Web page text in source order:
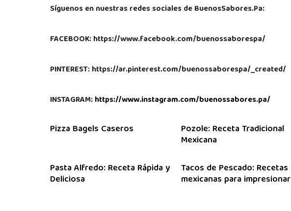
Síguenos en nuestras redes sociales de BuenosSabores.Pa:
FACEBOOK: https://www.facebook.com/buenossaborespa/
PINTEREST: https://ar.pinterest.com/buenossaborespa/_created/
INSTAGRAM:https://www.instagram.com/buenossabores.pa/
Pizza Bagels Caseros Pozole: Receta Tradicional
Mexicana
Pasta Alfredo: Receta Rápida y
Deliciosa
Tacos de Pescado: Recetas
mexicanas para impresionar